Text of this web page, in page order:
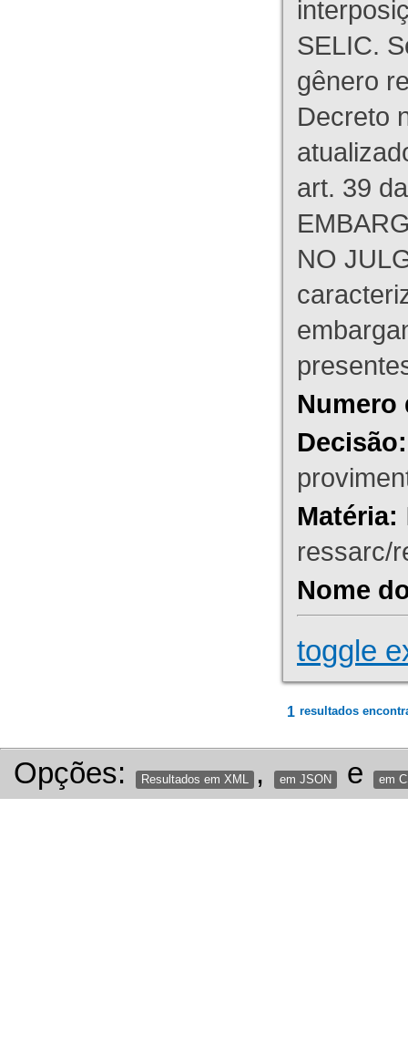
SELIC.
gênero
Decreto
art. 39
NO
Numero
Decisão:
Matéria:
ressarc/
Nome
toggle
1 resultados
Opções: Resultados em XML , em JSON e em